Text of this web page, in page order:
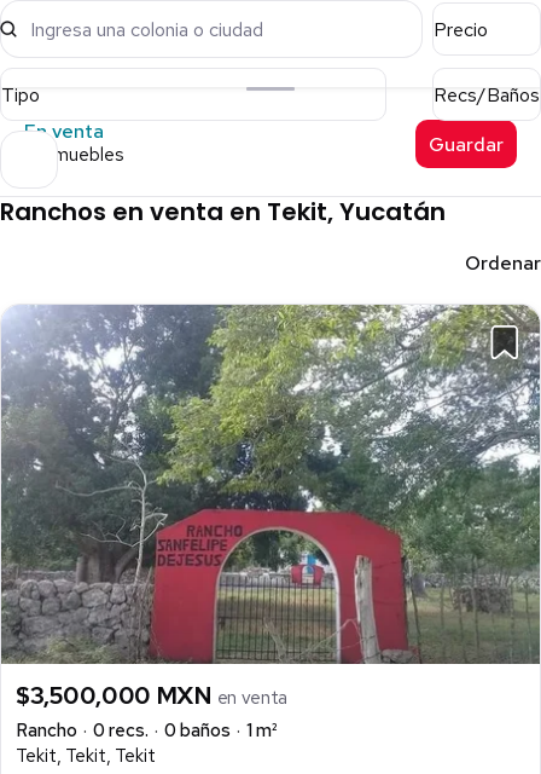
Ingresa una colonia o ciudad Precio
Tipo
Recs/Baños
En venta
4 inmuebles Guardar
Ranchos en venta en Tekit, Yucatán
Ordenar
$3,500,000 MXN en venta
Rancho
0 recs. 0 baños
1 m²
Tekit, Tekit, Tekit